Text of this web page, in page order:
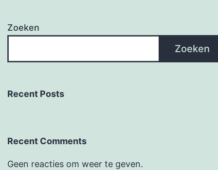
Zoeken
Zoeken
Recent Posts
Recent Comments
Geen reacties om weer te geven.